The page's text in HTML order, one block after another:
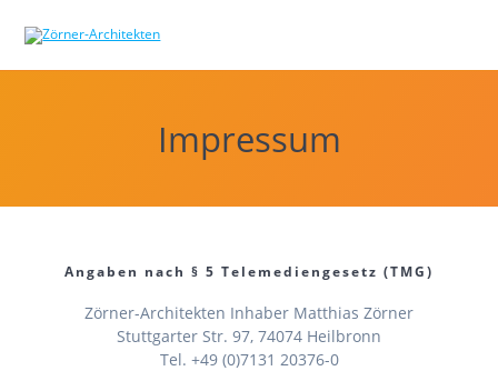
Impressum
Angaben nach § 5 Telemediengesetz (TMG)
Zörner-Architekten Inhaber Matthias Zörner
Stuttgarter Str. 97, 74074 Heilbronn
Tel. +49 (0)7131 20376-0